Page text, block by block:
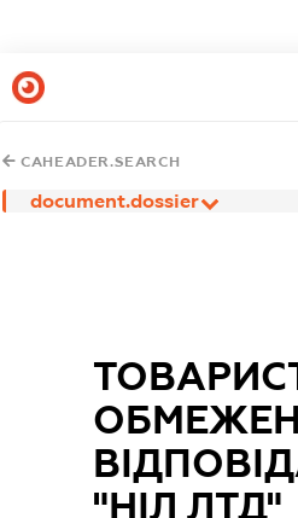
CAHEADER.SEARCH
document.dossier
"НІЛ ЛТД"